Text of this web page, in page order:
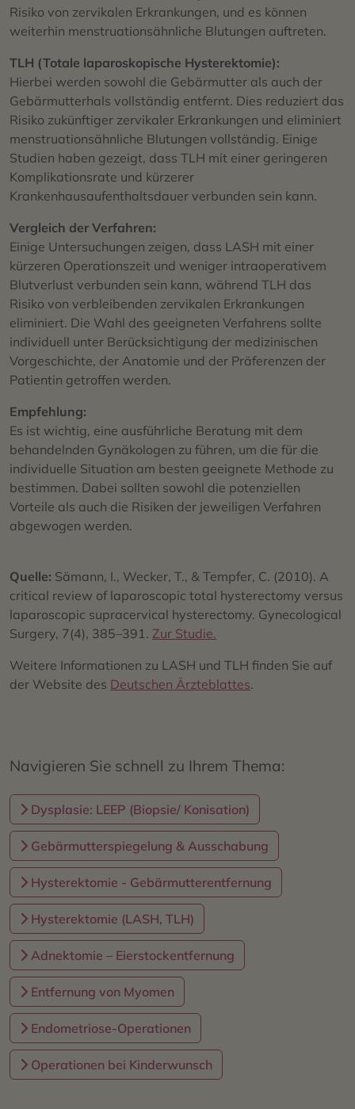
Risiko von zervikalen Erkrankungen, und es können
weiterhin menstruationsähnliche Blutungen auftreten.
TLH (Totale laparoskopische Hysterektomie):
Hierbei werden sowohl die Gebärmutter als auch der
Gebärmutterhals vollständig entfernt. Dies reduziert das
Risiko zukünftiger zervikaler Erkrankungen und eliminiert
menstruationsähnliche Blutungen vollständig. Einige
Studien haben gezeigt, dass TLH mit einer geringeren
Komplikationsrate und kürzerer
Krankenhausaufenthaltsdauer verbunden sein kann.
Vergleich der Verfahren:
Einige Untersuchungen zeigen, dass LASH mit einer
kürzeren Operationszeit und weniger intraoperativem
Blutverlust verbunden sein kann, während TLH das
Risiko von verbleibenden zervikalen Erkrankungen
eliminiert. Die Wahl des geeigneten Verfahrens sollte
individuell unter Berücksichtigung der medizinischen
Vorgeschichte, der Anatomie und der Präferenzen der
Patientin getroffen werden.
Empfehlung:
Es ist wichtig, eine ausführliche Beratung mit dem
behandelnden Gynäkologen zu führen, um die für die
individuelle Situation am besten geeignete Methode zu
bestimmen. Dabei sollten sowohl die potenziellen
Vorteile als auch die Risiken der jeweiligen Verfahren
abgewogen werden.
Quelle: Sämann, I., Wecker, T., & Tempfer, C. (2010). A
critical review of laparoscopic total hysterectomy versus
laparoscopic supracervical hysterectomy. Gynecological
Surgery, 7(4), 385–391. Zur Studie.
Weitere Informationen zu LASH und TLH finden Sie auf
der Website des Deutschen Ärzteblattes.
Navigieren Sie schnell zu Ihrem Thema:
Dysplasie: LEEP (Biopsie/ Konisation)
Gebärmutterspiegelung & Ausschabung
Hysterektomie - Gebärmutterentfernung
Hysterektomie (LASH, TLH)
Adnektomie – Eierstockentfernung
Entfernung von Myomen
Endometriose-Operationen
Operationen bei Kinderwunsch